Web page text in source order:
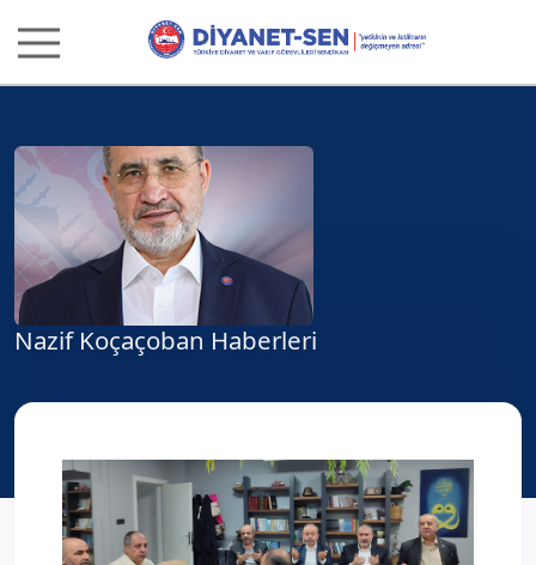
Nazif Koçaçoban Haberleri